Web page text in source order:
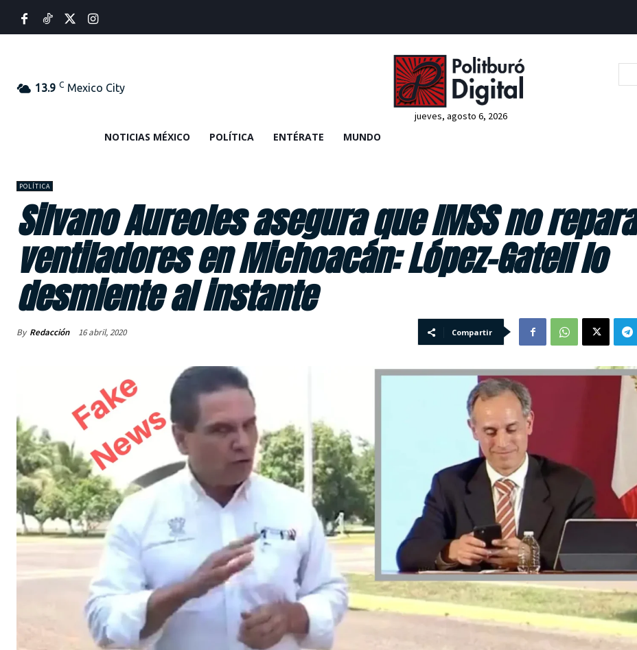
13.9 C Mexico City
jueves, agosto 6, 2026
NOTICIAS MÉXICO POLÍTICA ENTÉRATE MUNDO
POLÍTICA
Silvano Aureoles asegura que IMSS no repara
ventiladores en Michoacán: López-Gatell lo
desmiente al instante
By Redacción 16 abril, 2020 Compartir